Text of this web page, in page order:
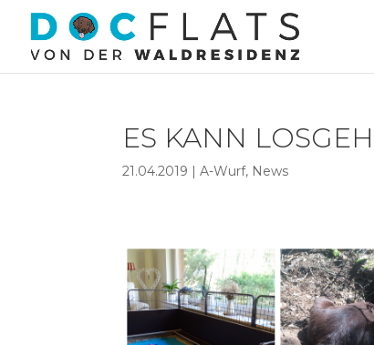
ES KANN
21.04.2019 |A-Wurf, News